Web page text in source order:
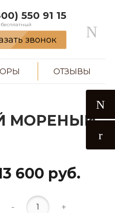
550 91 15
звонок
ОТЗЫВЫ
МОРЕНЫЙ
600 руб.
- +